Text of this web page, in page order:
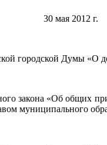
30 мая
городской Думы «О
закона «Об общих
муниципального